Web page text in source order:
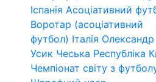
Іспанія Асоціативний
Воротар (асоціативний
футбол) Італія Олександр
Усик Чеська Республіка
Чемпіонат світу з